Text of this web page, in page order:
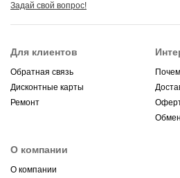
Задай свой вопрос!
Для клиентов
Обратная связь
Дисконтные карты
Ремонт
О компании
О компании